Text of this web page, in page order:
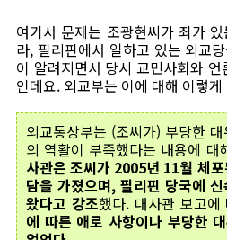
여기서 문제는 조광현씨가 죄가
라, 필리핀에서 일하고 있는 외교
이 알려지면서 당시 교민사회와
인데요. 외교부는 이에 대해 이렇
외교통상부는 (조씨가) 부당한
의 역활이 부족했다는 내용에 대
사관은 조씨가 2005년 11월 체
담을 가졌으며, 필리핀 당국에
왔다고 강조했다. 대사관 보고
에 따른 애로 사항이나 부당한